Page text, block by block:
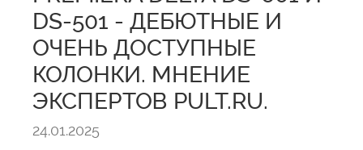
DS-501 - ДЕБЮТНЫЕ И
ОЧЕНЬ ДОСТУПНЫЕ
КОЛОНКИ. МНЕНИЕ
ЭКСПЕРТОВ PULT.RU.
24.01.2025